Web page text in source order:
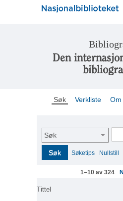
Den
Søk Verkliste Om
Søk
Søk Søketips Nullstill
1–10 av 324
Tittel